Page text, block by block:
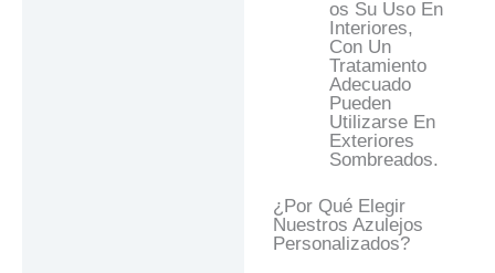
Os Su Uso En
Interiores,
Con Un
Tratamiento
Adecuado
Pueden
Utilizarse En
Exteriores
Sombreados.
¿Por Qué Elegir
Nuestros Azulejos
Personalizados?